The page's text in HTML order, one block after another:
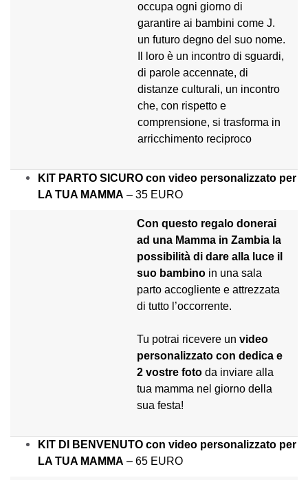
occupa ogni giorno di
garantire ai bambini come J.
un futuro degno del suo nome.
Il loro è un incontro di sguardi,
di parole accennate, di
distanze culturali, un incontro
che, con rispetto e
comprensione, si trasforma in
arricchimento reciproco
KIT PARTO SICURO con video personalizzato per
LA TUA MAMMA – 35 EURO
Con questo regalo donerai
ad una Mamma in Zambia la
possibilità di dare alla luce il
suo bambino in una sala
parto accogliente e attrezzata
di tutto l’occorrente.
Tu potrai ricevere un video
personalizzato con dedica e
2 vostre foto da inviare alla
tua mamma nel giorno della
sua festa!
KIT DI BENVENUTO con video personalizzato per
LA TUA MAMMA – 65 EURO